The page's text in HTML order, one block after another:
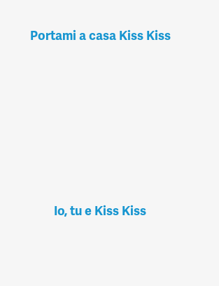
Portami a casa Kiss Kiss
Io, tu e Kiss Kiss